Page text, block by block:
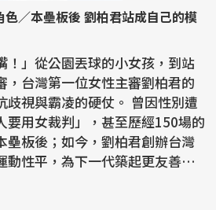
／本壘板後 劉柏君站成自己的模
！」從公園丟球的小女孩，到站
，台灣第一位女性主審劉柏君的
霸凌的硬仗。 曾因性別遭
要用女裁判」，甚至歷經150場的
壘板後；如今，劉柏君創辦台灣
動性平，為下一代築起更友善的